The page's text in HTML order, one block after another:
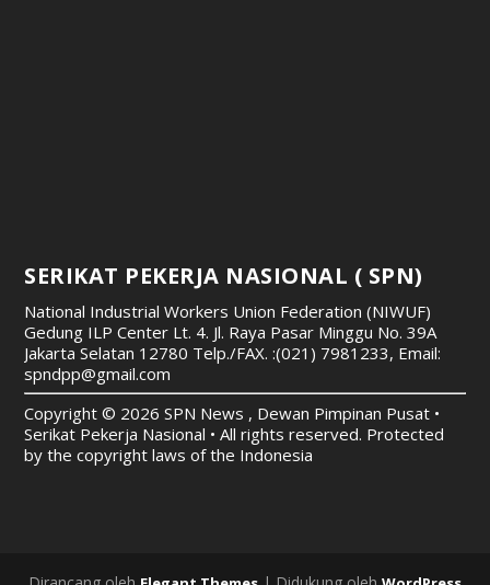
SERIKAT PEKERJA NASIONAL ( SPN)
National Industrial Workers Union Federation (NIWUF)
Gedung ILP Center Lt. 4. Jl. Raya Pasar Minggu No. 39A
Jakarta Selatan 12780 Telp./FAX. :(021) 7981233, Email:
spndpp@gmail.com
Copyright © 2026 SPN News , Dewan Pimpinan Pusat •
Serikat Pekerja Nasional • All rights reserved. Protected
by the copyright laws of the Indonesia